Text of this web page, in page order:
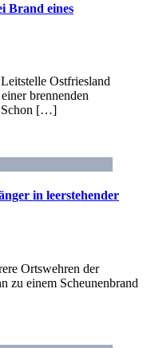
Brand eines
Ostfriesland
brennenden
Schon […]
in leerstehender
Ortswehren der
zu einem Scheunenbrand